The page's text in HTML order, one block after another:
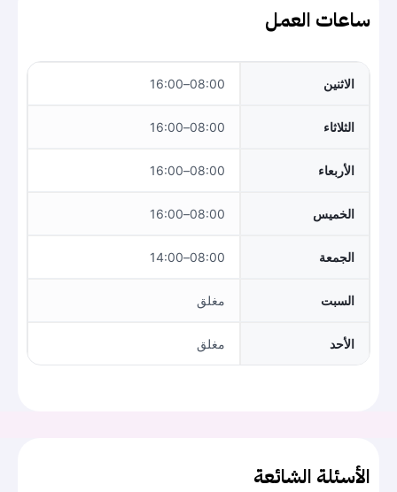
ساعات العمل
الاثنين 08:00–16:00
الثلاثاء 08:00–16:00
الأربعاء 08:00–16:00
الخميس 08:00–16:00
الجمعة 08:00–14:00
السبت مغلق
الأحد مغلق
الأسئلة الشائعة